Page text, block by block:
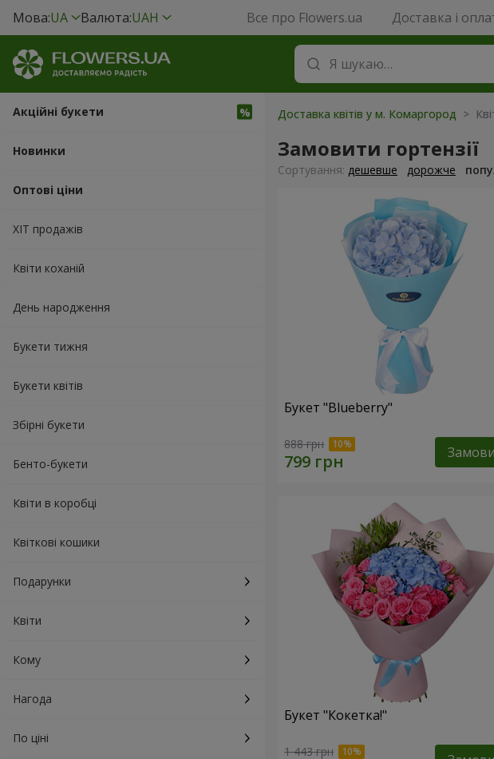
Мова:UA Валюта:UAH Все про Flowers.ua Доставка і
Акційні букети
Новинки
Оптові ціни
ХІТ продажів
Квіти коханій
День народження
Букети тижня
Букети квітів
Збірні букети
Бенто-букети
Квіти в коробці
Квіткові кошики
Подарунки
Квіти
Кому
Нагода
По ціні
Доставка квітів у м. Комаргород >
Замовити гортензії
Сортування: дешевше дорожче
Букет "Blueberry"
888 грн
Букет "Кокетка!"
1 443 грн